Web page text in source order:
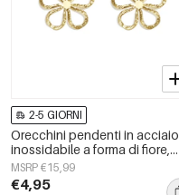
2-5 GIORNI
Orecchini pendenti in acciaio
inossidabile a forma di fiore,
serie Daily Simple, gioielli da
donna
MSRP €15,99
€4,95